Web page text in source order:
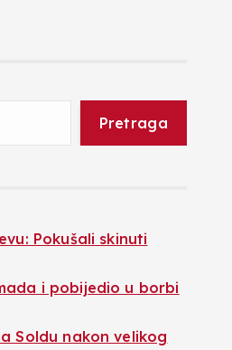
Pretraga
Pokušali skinuti
i pobijedio u borbi
Soldu nakon velikog